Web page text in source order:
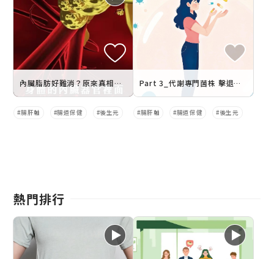
內臟脂肪好難消？原來真相藏在腸道裡！
腸肝軸 腸道保健 後生元
Part 3_代謝專門菌株 擊退內臟脂肪
腸肝軸 腸道保健 後生元
熱門排行